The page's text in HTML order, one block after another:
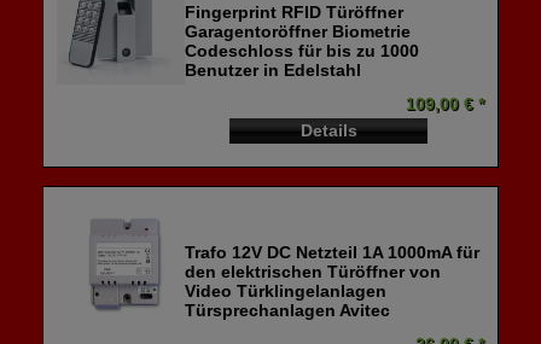
Fingerprint RFID Türöffner
Garagentoröffner Biometrie
Codeschloss für bis zu 1000
Benutzer in Edelstahl
109,00 € *
Details
Trafo 12V DC Netzteil 1A 1000mA für
den elektrischen Türöffner von
Video Türklingelanlagen
Türsprechanlagen Avitec